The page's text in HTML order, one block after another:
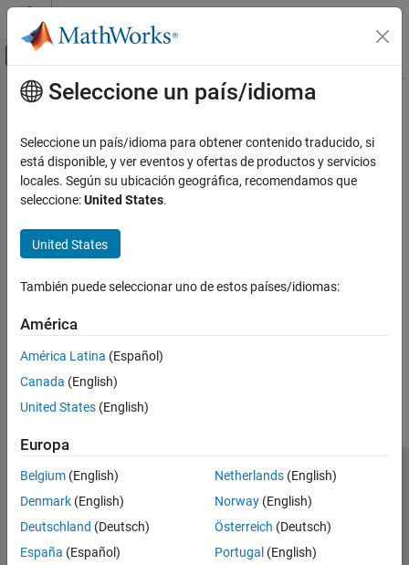
Saltar al contenido
Mostrar/ocultar menú de navegación
Inicio de Documentación
Contenido principal
¿Qué tan útil fue esta traducción?
Seleccione un país/idioma
Seleccione un país/idioma para obtener contenido traducido, si
está disponible, y ver eventos y ofertas de productos y servicios
locales. Según su ubicación geográfica, recomendamos que
seleccione:United States.
United States
También puede seleccionar uno de estos países/idiomas:
América
América Latina (Español)
Canada (English)
United States (English)
Europa
Belgium (English)
Denmark (English)
Deutschland (Deutsch)
España (Español)
Netherlands(English)
Norway(English)
Österreich (Deutsch)
Portugal (English)
Centro de confianza
Marcas comerciales
Política de privacidad
Antipiratería
Estado de las aplicaciones
Información de contacto
© 1994-2026 The MathWorks, Inc.